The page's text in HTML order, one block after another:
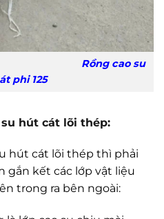
cao su
phi 125
hút cát lõi thép:
hút cát lõi thép thì phải
gắn kết các lớp vật liệu
trong ra bên ngoài: